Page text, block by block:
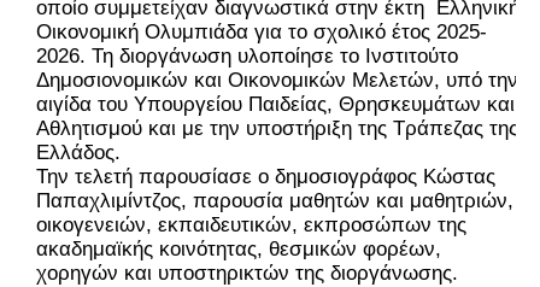
οποίο συμμετείχαν διαγνωστικά στην έκτη  Ελληνική
Οικονομική Ολυμπιάδα για το σχολικό έτος 2025-
2026. Τη διοργάνωση υλοποίησε το Ινστιτούτο
Δημοσιονομικών και Οικονομικών Μελετών, υπό την
αιγίδα του Υπουργείου Παιδείας, Θρησκευμάτων και
Αθλητισμού και με την υποστήριξη της Τράπεζας της
Ελλάδος.
Την τελετή παρουσίασε ο δημοσιογράφος Κώστας
Παπαχλιμίντζος, παρουσία μαθητών και μαθητριών,
οικογενειών, εκπαιδευτικών, εκπροσώπων της
ακαδημαϊκής κοινότητας, θεσμικών φορέων,
χορηγών και υποστηρικτών της διοργάνωσης.